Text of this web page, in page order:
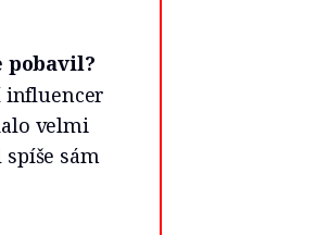
pobavil?
influencer
velmi
sám